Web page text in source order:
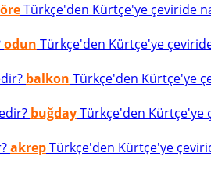
Türkçe'den Kürtçe'ye çeviride
odun Türkçe'den Kürtçe'ye
balkon Türkçe'den Kürtçe'ye
buğdayTürkçe'den Kürtçe'ye
akrepTürkçe'den Kürtçe'ye